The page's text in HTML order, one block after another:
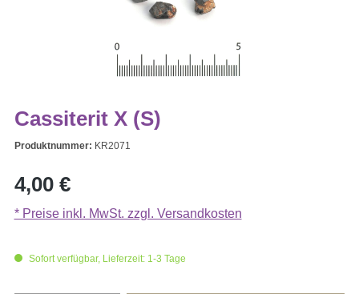
Cassiterit X (S)
Produktnummer: KR2071
Regulärer Preis:
4,00 €
* Preise inkl. MwSt. zzgl. Versandkosten
Sofort verfügbar, Lieferzeit: 1-3 Tage